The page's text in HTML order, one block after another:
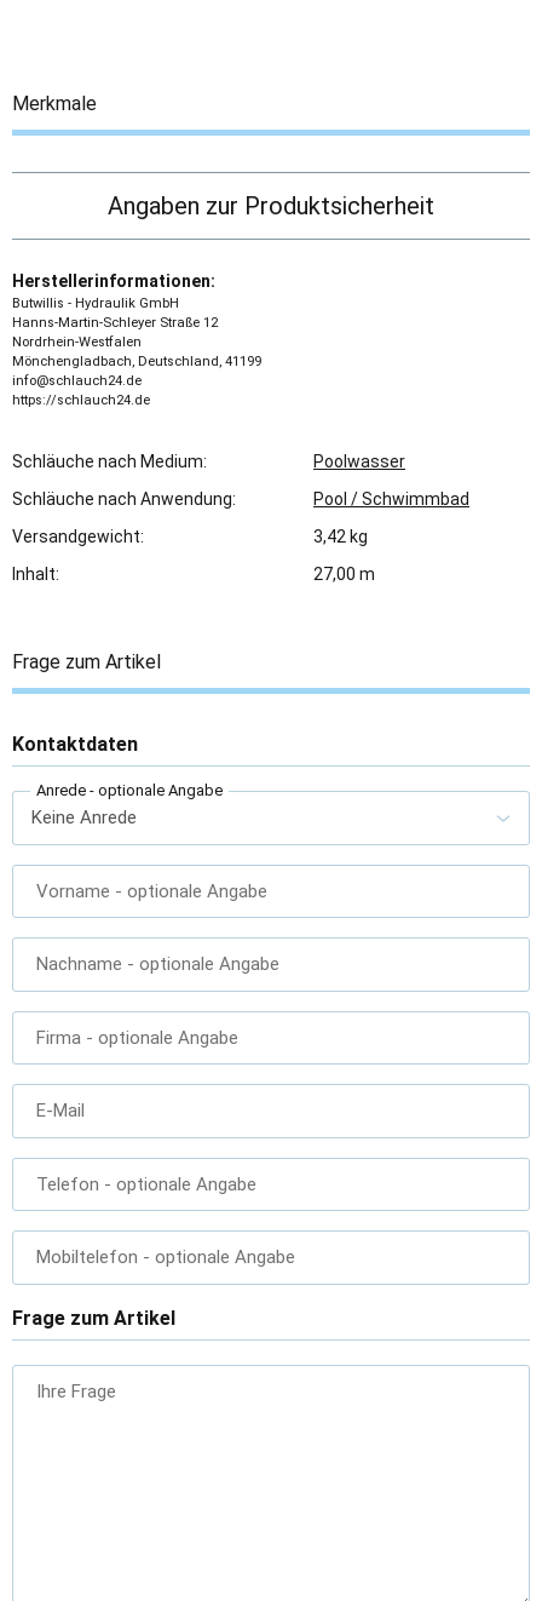
Merkmale
Angaben zur Produktsicherheit
Herstellerinformationen:
Butwillis - Hydraulik GmbH
Hanns-Martin-Schleyer Straße 12
Nordrhein-Westfalen
Mönchengladbach, Deutschland, 41199
info@schlauch24.de
https://schlauch24.de
Schläuche nach Medium:
Poolwasser
Schläuche nach Anwendung:
Pool / Schwimmbad
Versandgewicht:
3,42 kg
Inhalt:
27,00 m
Frage zum Artikel
Kontaktdaten
Anrede - optionale Angabe
Vorname - optionale Angabe
Nachname - optionale Angabe
Firma - optionale Angabe
E-Mail
Telefon - optionale Angabe
Mobiltelefon - optionale Angabe
Frage zum Artikel
Ihre Frage